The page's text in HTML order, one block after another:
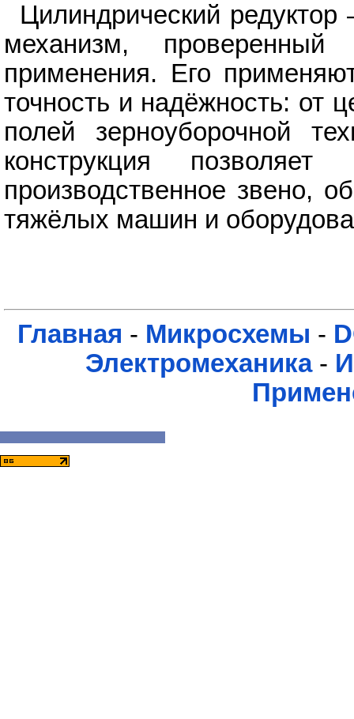
Цилиндрический
механизм, проверенный
применения. Его
точность и надёжность: от
полей зерноуборочной
конструкция
производственное звено,
тяжёлых машин и
Главная - Микросхемы -
Электромеханика-